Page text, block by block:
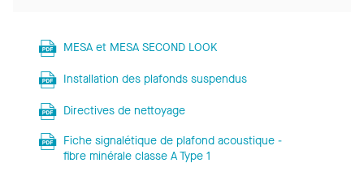
MESA et MESA SECOND LOOK
Installation des plafonds suspendus
Directives de nettoyage
Fiche signalétique de plafond acoustique -
fibre minérale classe A Type 1